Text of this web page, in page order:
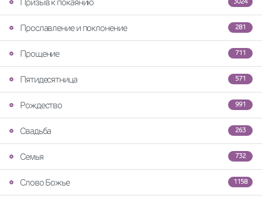
Призыв к покаянию
281
Прославление и поклонение
711
Прощение
571
Пятидесятница
991
Рождество
263
Свадьба
732
Семья
1158
Слово Божье